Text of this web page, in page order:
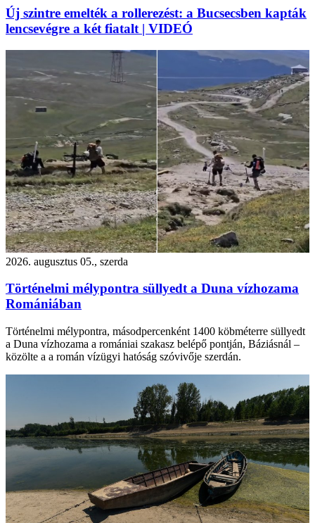
Új szintre emelték a rollerezést: a Bucsecsben kapták
lencsevégre a két fiatalt | VIDEÓ
2026. augusztus 05., szerda
Történelmi mélypontra süllyedt a Duna vízhozama
Romániában
Történelmi mélypontra, másodpercenként 1400 köbméterre süllyedt
a Duna vízhozama a romániai szakasz belépő pontján, Báziásnál –
közölte a a román vízügyi hatóság szóvivője szerdán.